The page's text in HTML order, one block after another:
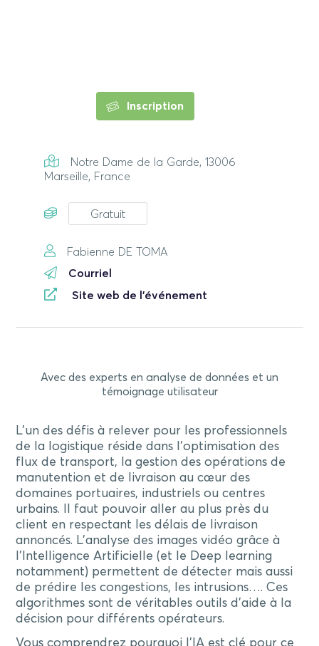
Inscription
Notre Dame de la Garde, 13006
Marseille, France
Gratuit
Fabienne DE TOMA
Courriel
Site web de l'événement
Avec des experts en analyse de données et un
témoignage utilisateur
L’un des défis à relever pour les professionnels
de la logistique réside dans l’optimisation des
flux de transport, la gestion des opérations de
manutention et de livraison au cœur des
domaines portuaires, industriels ou centres
urbains. Il faut pouvoir aller au plus près du
client en respectant les délais de livraison
annoncés. L’analyse des images vidéo grâce à
l’Intelligence Artificielle (et le Deep learning
notamment) permettent de détecter mais aussi
de prédire les congestions, les intrusions…. Ces
algorithmes sont de véritables outils d’aide à la
décision pour différents opérateurs.
Vous comprendrez pourquoi l’IA est clé pour ce